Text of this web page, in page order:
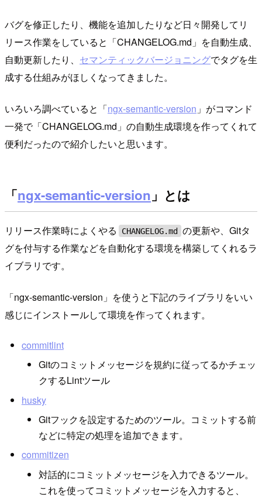
バグを修正したり、機能を追加したりなど日々開発してリ
リース作業をしていると「CHANGELOG.md」を自動生成、
自動更新したり、 セマンティックバージョニングでタグを生
成する仕組みがほしくなってきました。
いろいろ調べていると「ngx-semantic-version 」がコマンド
一発で「CHANGELOG.md」の自動生成環境を作ってくれて
便利だったので紹介したいと思います。
「ngx-semantic-version 」とは
リリース作業時によくやる CHANGELOG.md の更新や、Gitタ
グを付与する作業などを自動化する環境を構築してくれるラ
イブラリです。
「ngx-semantic-version」を使うと下記のライブラリをいい
感じにインストールして環境を作ってくれます。
commitlint
Gitのコミットメッセージを規約に従ってるかチェッ
クするLintツール
husky
Gitフックを設定するためのツール。コミットする前
などに特定の処理を追加できます。
commitizen
対話的にコミットメッセージを入力できるツール。
これを使ってコミットメッセージを入力すると、